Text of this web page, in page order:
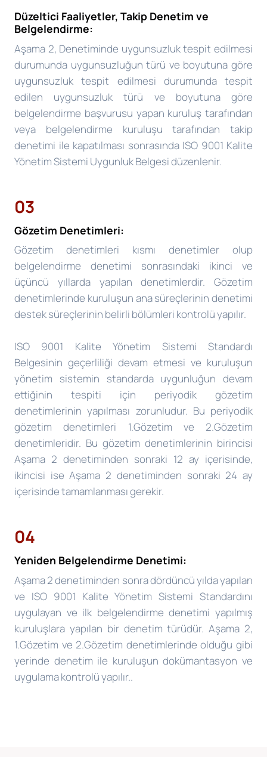
Düzeltici Faaliyetler, Takip Denetim ve
Belgelendirme:
Aşama 2, Denetiminde uygunsuzluk tespit edilmesi
durumunda uygunsuzluğun türü ve boyutuna göre
uygunsuzluk tespit edilmesi durumunda tespit
edilen uygunsuzluk türü ve boyutuna göre
belgelendirme başvurusu yapan kuruluş tarafından
veya belgelendirme kuruluşu tarafından takip
denetimi ile kapatılması sonrasında ISO 9001 Kalite
Yönetim Sistemi Uygunluk Belgesi düzenlenir.
03
Gözetim Denetimleri:
Gözetim denetimleri kısmı denetimler olup
belgelendirme denetimi sonrasındaki ikinci ve
üçüncü yıllarda yapılan denetimlerdir. Gözetim
denetimlerinde kuruluşun ana süreçlerinin denetimi
destek süreçlerinin belirli bölümleri kontrolü yapılır.
ISO 9001 Kalite Yönetim Sistemi Standardı
Belgesinin geçerliliği devam etmesi ve kuruluşun
yönetim sistemin standarda uygunluğun devam
ettiğinin tespiti için periyodik gözetim
denetimlerinin yapılması zorunludur. Bu periyodik
gözetim denetimleri 1.Gözetim ve 2.Gözetim
denetimleridir. Bu gözetim denetimlerinin birincisi
Aşama 2 denetiminden sonraki 12 ay içerisinde,
ikincisi ise Aşama 2 denetiminden sonraki 24 ay
içerisinde tamamlanması gerekir.
04
Yeniden Belgelendirme Denetimi:
Aşama 2 denetiminden sonra dördüncü yılda yapılan
ve ISO 9001 Kalite Yönetim Sistemi Standardını
uygulayan ve ilk belgelendirme denetimi yapılmış
kuruluşlara yapılan bir denetim türüdür. Aşama 2,
1.Gözetim ve 2.Gözetim denetimlerinde olduğu gibi
yerinde denetim ile kuruluşun dokümantasyon ve
uygulama kontrolü yapılır..